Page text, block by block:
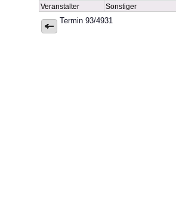
Veranstalter
Sonstiger
Termin 93/4931